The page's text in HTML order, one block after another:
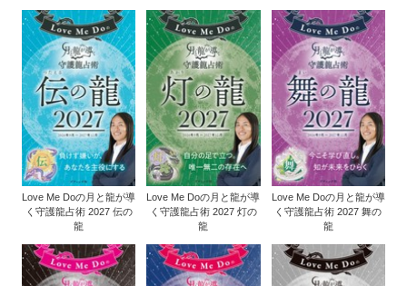
Love Me Doの月と龍が導
く守護龍占術 2027 伝の
龍
Love Me Doの月と龍が導
く守護龍占術 2027 灯の
龍
Love Me Doの月と龍が導
く守護龍占術 2027 舞の
龍